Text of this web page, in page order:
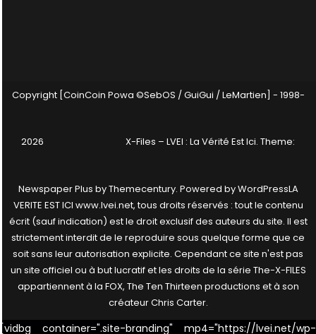
Copyright [CoinCoin Powa ©SebOS / GuiGui / LeMartien] - 1998-
2026 X-Files – LVEI : La Vérité Est Ici. Theme:
Newspaper Plus byThemecentury. Powered byWordPressLA
VERITE EST ICI www.lvei.net, tous droits réservés : tout le contenu
écrit (sauf indication) est le droit exclusif des auteurs du site. Il est
strictement interdit de le reproduire sous quelque forme que ce
soit sans leur autorisation explicite. Cependant ce site n'est pas
un site officiel ou à but lucratif et les droits de la série The-X-FILES
appartiennent à la FOX, The Ten Thirteen productions et à son
créateur Chris Carter.
[vidbg container=".site-branding" mp4="https://lvei.net/wp-